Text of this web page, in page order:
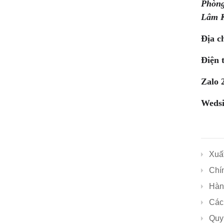
Lâm
Địa
Điện
Zalo